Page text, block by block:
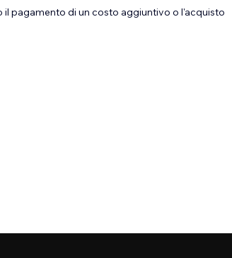
pagamento di un costo aggiuntivo o l'acquisto